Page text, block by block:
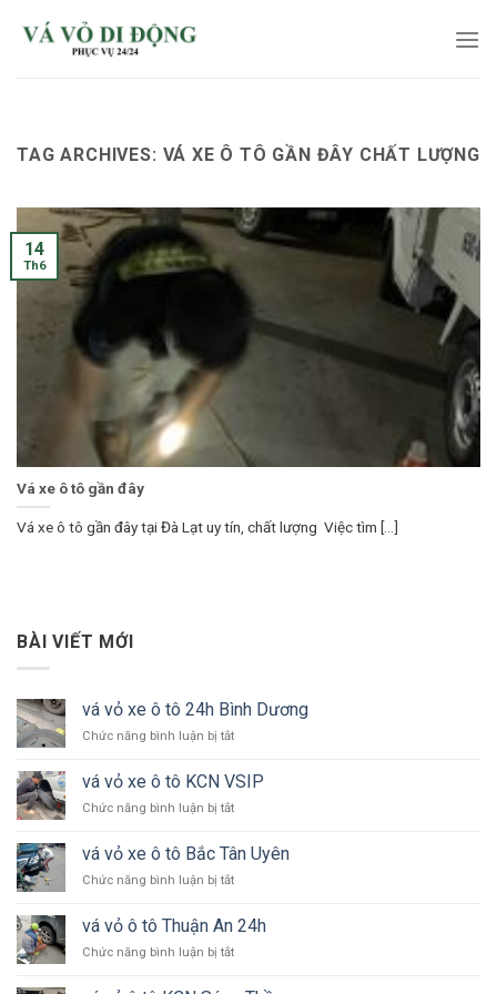
TAG ARCHIVES: VÁ XE Ô TÔ GẦN ĐÂY CHẤT LƯỢNG
Vá xe ô tô gần đây
Vá xe ô tô gần đây tại Đà Lạt uy tín, chất lượng Việc tìm [...]
14
Th6
BÀI VIẾT MỚI
vá vỏ xe ô tô 24h Bình Dương
Chức năng bình luận bị tắtở
vỏ
xe
ô
24h
Dương
vá vỏ xe ô tô KCN VSIP
Chức năng bình luận bị tắtở
vỏ
xe
ô
KCN
vá vỏ xe ô tô Bắc Tân Uyên
Chức năng bình luận bị tắtở
vỏ
xe
ô
vá vỏ ô tô Thuận An 24h
Chức năng bình luận bị tắtở